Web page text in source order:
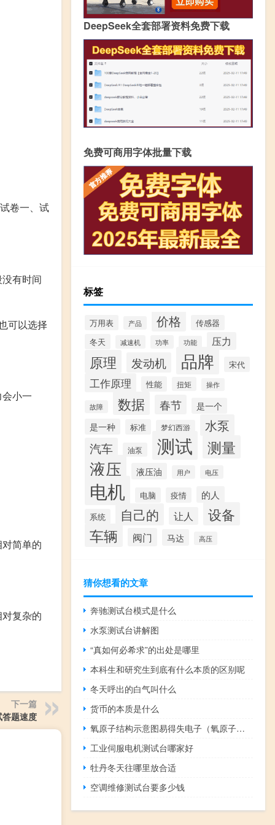
卷一、试
有时间
可以选择
小一
简单的
复杂的
下一篇
题速度
DeepSeek全套部署资料免费下载
免费可商用字体批量下载
标签
万用表 产品 价格
传感器
冬天
减速机 功率 功能 压力
原理 发动机 品牌 宋代
工作原理 性能 扭矩 操作
故障 数据 春节
是一个
是一种
标准 梦幻西游 水泵
汽车 油泵 测试 测量
液压 液压油 用户 电压
电机 电脑 疫情 的人
系统 自己的 让人
设备
车辆
阀门 马达 高压
猜你想看的文章
奔驰测试台模式是什么
水泵测试台讲解图
“真如何必希求”的出处是哪里
本科生和研究生到底有什么本质的区别呢
冬天呼出的白气叫什么
货币的本质是什么
氧原子结构示意图易得失电子（氧原子结构示意图）
工业伺服电机测试台哪家好
牡丹冬天往哪里放合适
空调维修测试台要多少钱